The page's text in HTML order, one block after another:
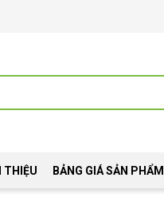
THIỆU BẢNG GIÁ SẢN PHẨM